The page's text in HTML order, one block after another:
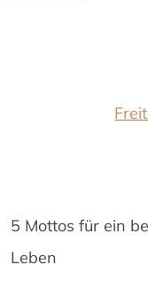
5 Mottos für ein
Leben